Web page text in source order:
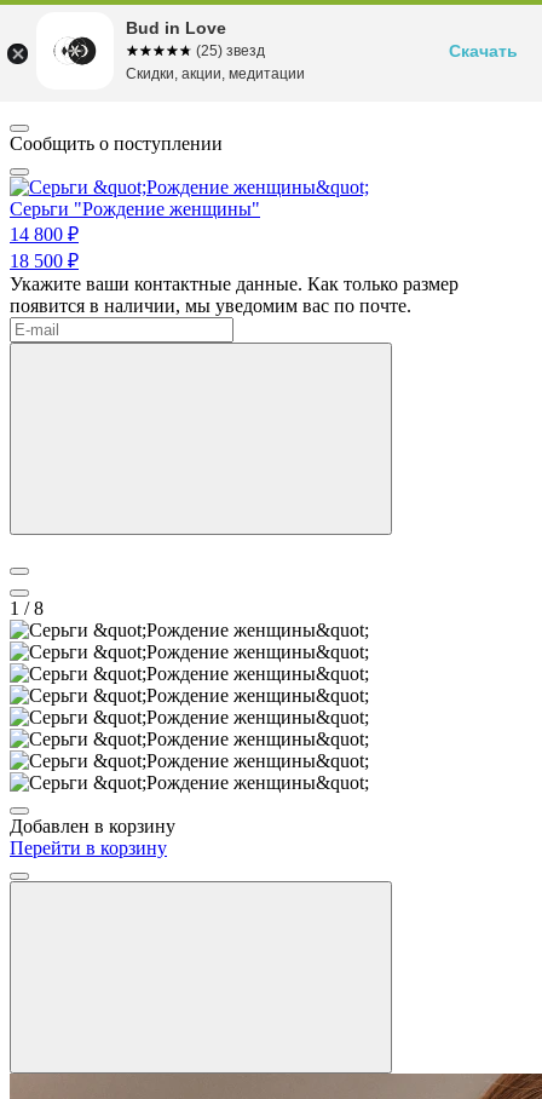
Сообщить о поступлении
Серьги "Рождение женщины"
14 800 ₽
18 500 ₽
Укажите ваши контактные данные. Как только размер
появится в наличии, мы уведомим вас по почте.
1 / 8
Добавлен в корзину
Перейти в корзину
Bud in Love
☆☆☆☆☆
★★★★★ (25) звезд
Скидки, акции, медитации
Скачать